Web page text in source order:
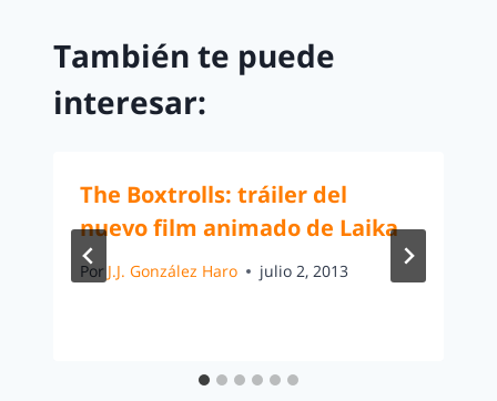
También te puede
interesar:
The Boxtrolls: tráiler del
nuevo film animado de Laika
Por J.J. González Haro julio 2, 2013